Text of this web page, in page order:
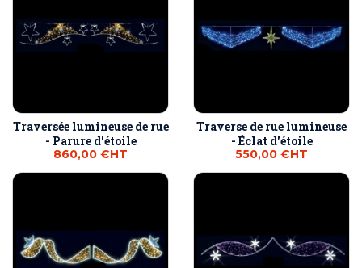
Traversée lumineuse de rue
- Parure d'étoile
860,00 €HT
Traverse de rue lumineuse
- Éclat d'étoile
550,00 €HT